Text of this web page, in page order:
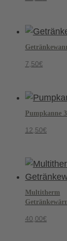
7,50€
Pumpkanne
12,50€
Multitherm
40,00€